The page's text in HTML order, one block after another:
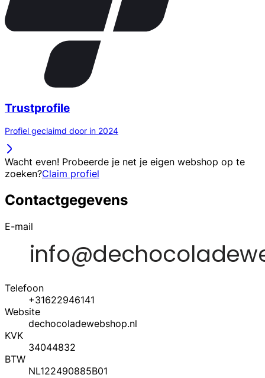
Trustprofile
Profiel geclaimd door in 2024
Wacht even! Probeerde je net je eigen webshop op te
zoeken?Claim profiel
Contactgegevens
E-mail
Telefoon
+31622946141
Website
dechocoladewebshop.nl
KVK
34044832
BTW
NL122490885B01